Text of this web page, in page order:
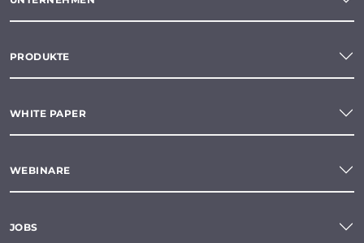
PRODUKTE
WHITE PAPER
WEBINARE
JOBS